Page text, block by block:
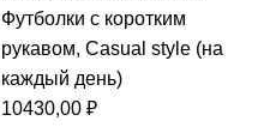
Футболки с коротким
рукавом, Casual style (на
каждый день)
10430,00 ₽